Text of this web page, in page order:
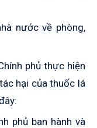
nước về phòng,
phủ thực hiện
hại của thuốc lá
phủ ban hành và